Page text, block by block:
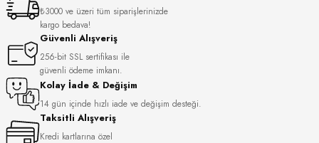
₺3000 ve üzeri tüm siparişlerinizde
kargo bedava!
Güvenli Alışveriş
256-bit SSL sertifikası ile
güvenli ödeme imkanı.
Kolay İade & Değişim
14 gün içinde hızlı iade ve değişim desteği.
Taksitli Alışveriş
Kredi kartlarına özel